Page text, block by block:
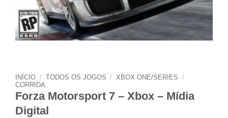
INÍCIO / TODOS OS JOGOS / XBOX ONE/SERIES
/
CORRIDA
Forza Motorsport 7 – Xbox – Mídia
Digital